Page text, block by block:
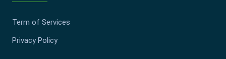
Term of Services
Privacy Policy